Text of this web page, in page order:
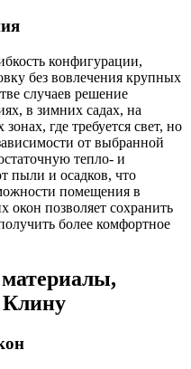
конфигурации,
без вовлечения крупных
случаев решение
в зимних садах, на
где требуется свет, но
от выбранной
тепло- и
пыли и осадков, что
помещения в
окон позволяет сохранить
более комфортное